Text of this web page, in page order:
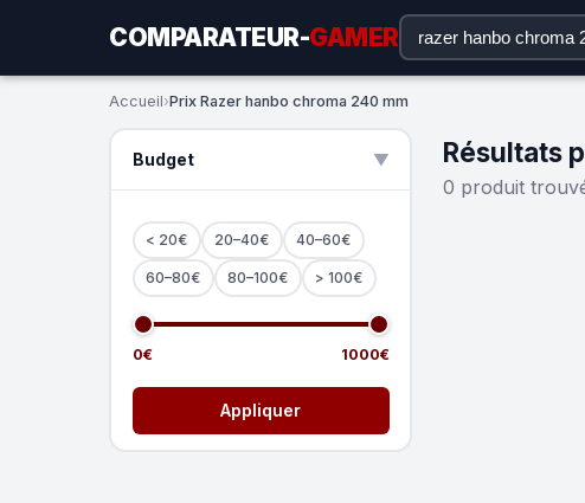
COMPARATEUR-GAMER
Accueil›Prix Razer hanbo chroma 240 mm
Budget ▲
< 20€ 20–40€ 40–60€
60–80€ 80–100€ > 100€
0€ 1000€
Appliquer
Résultats
0 produit